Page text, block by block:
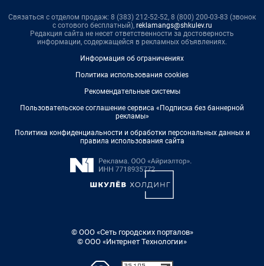
Связаться с отделом продаж: 8 (383) 212-52-52, 8 (800) 200-03-83 (звонок
с сотового бесплатный), reklamangs@shkulev.ru
Редакция сайта не несет ответственности за достоверность
информации, содержащейся в рекламных объявлениях.
Информация об ограничениях
Политика использования cookies
Рекомендательные системы
Пользовательское соглашение сервиса «Подписка без баннерной
рекламы»
Политика конфиденциальности и обработки персональных данных и
правила использования сайта
© ООО «Сеть городских порталов»
© ООО «Интернет Технологии»